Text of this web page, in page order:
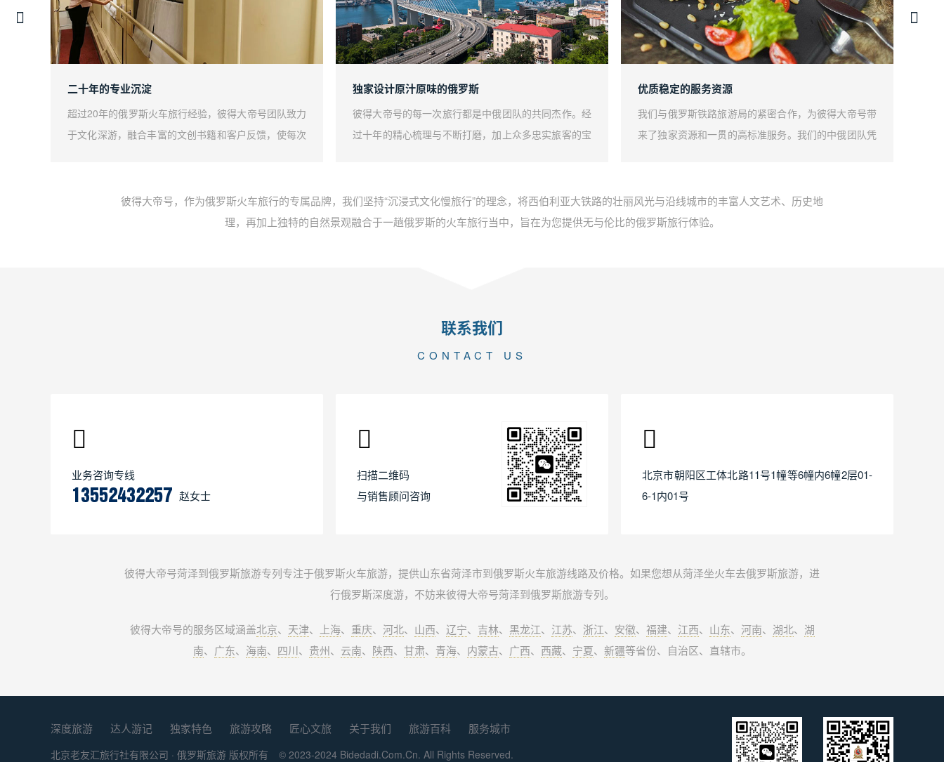
二十年的专业沉淀
超过20年的俄罗斯火车旅行经验，彼得大帝号团队致力
于文化深游，融合丰富的文创书籍和客户反馈，使每次
独家设计原汁原味的俄罗斯
彼得大帝号的每一次旅行都是中俄团队的共同杰作。经
过十年的精心梳理与不断打磨，加上众多忠实旅客的宝
俄罗斯文化探索之旅。
优质稳定的服务资源
我们与俄罗斯铁路旅游局的紧密合作，为彼得大帝号带
来了独家资源和一贯的高标准服务。我们的中俄团队凭
供难忘且独特的俄罗斯旅行体验。
彼得大帝号，作为俄罗斯火车旅行的专属品牌，我们坚持“沉浸式文化慢旅行”的理念，将西伯利亚大铁路的壮丽风光与沿线城市的丰富人文艺术、历史地
理，再加上独特的自然景观融合于一趟俄罗斯的火车旅行当中，旨在为您提供无与伦比的俄罗斯旅行体验。
联系我们
CONTACT US
业务咨询专线
13552432257 赵女士
扫描二维码
与销售顾问咨询
北京市朝阳区工体北路11号1幢等6幢内6幢2层01-
6-1内01号
彼得大帝号菏泽到俄罗斯旅游专列专注于俄罗斯火车旅游，提供山东省菏泽市到俄罗斯火车旅游线路及价格。如果您想从菏泽坐火车去俄罗斯旅游，进
行俄罗斯深度游，不妨来彼得大帝号菏泽到俄罗斯旅游专列。
彼得大帝号的服务区域涵盖北京、 天津、 上海、 重庆、 河北、 山西、 辽宁、 吉林、 黑龙江、 江苏、 浙江、 安徽、 福建、 江西、 山东、 河南、 湖北、 湖
南、 广东、 海南、 四川、 贵州、 云南、 陕西、 甘肃、 青海、 内蒙古、 广西、 西藏、 宁夏、 新疆等省份、自治区、直辖市。
深度旅游 达人游记 独家特色 旅游攻略 匠心文旅 关于我们 旅游百科 服务城市
北京老友汇旅行社有限公司 · 俄罗斯旅游 版权所有 © 2023-2024 Bidedadi.Com.Cn. All Rights Reserved.